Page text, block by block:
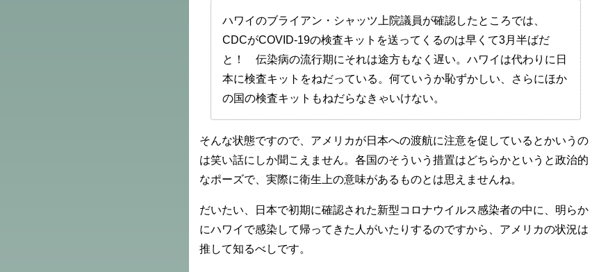
ハワイのブライアン・シャッツ上院議員が確認したところでは、
CDCがCOVID-19の検査キットを送ってくるのは早くて3月半ばだ
と！ 伝染病の流行期にそれは途方もなく遅い。ハワイは代わりに日
本に検査キットをねだっている。何ていうか恥ずかしい、さらにほか
の国の検査キットもねだらなきゃいけない。
そんな状態ですので、アメリカが日本への渡航に注意を促しているとかいうの
は笑い話にしか聞こえません。各国のそういう措置はどちらかというと政治的
なポーズで、実際に衛生上の意味があるものとは思えませんね。
だいたい、日本で初期に確認された新型コロナウイルス感染者の中に、明らか
にハワイで感染して帰ってきた人がいたりするのですから、アメリカの状況は
推して知るべしです。